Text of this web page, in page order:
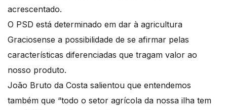
acrescentado.
O PSD está determinado em dar à agricultura
Graciosense a possibilidade de se afirmar pelas
características diferenciadas que tragam valor ao
nosso produto.
João Bruto da Costa salientou que entendemos
também que “todo o setor agrícola da nossa ilha tem